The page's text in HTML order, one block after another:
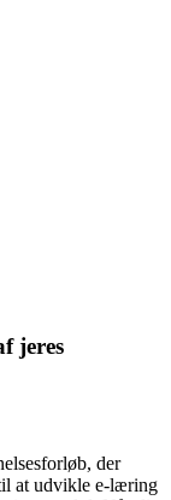
jeres
der
at udvikle e-læring